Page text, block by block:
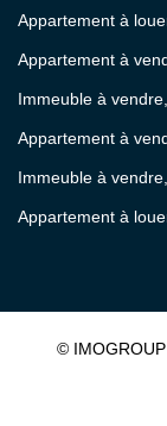
Appartement à
Appartement à
Immeuble à
Appartement à
Immeuble à
Appartement à
©